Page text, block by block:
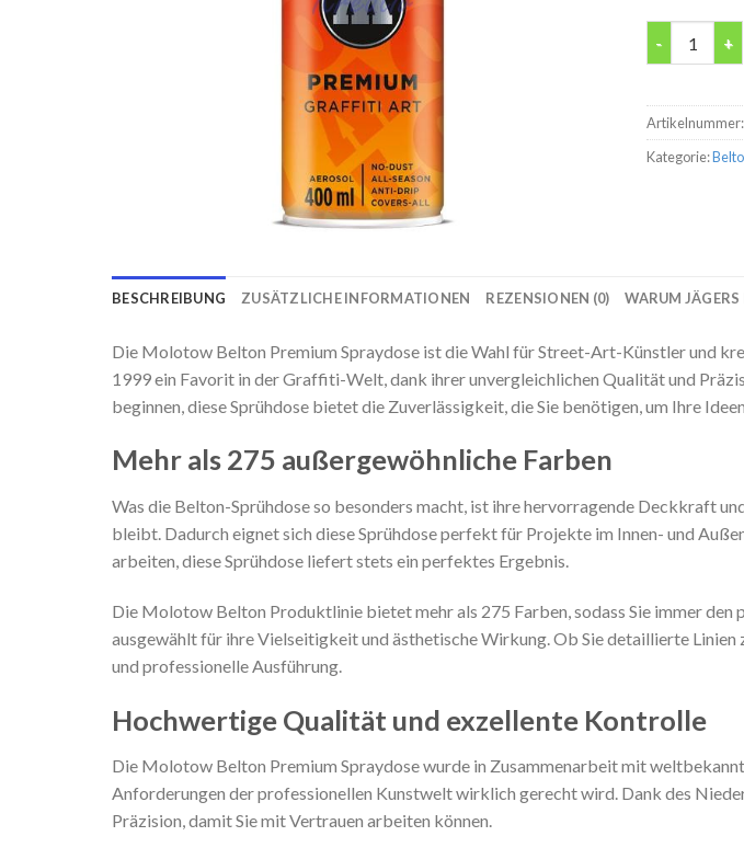
Artikelnummer:
Kategorie:
BESCHREIBUNG ZUSÄTZLICHE INFORMATIONEN REZENSIONEN (0) WARUM
Die Molotow Belton Premium Spraydose ist die Wahl für Street-Art-Künstler und
1999 ein Favorit in der Graffiti-Welt, dank ihrer unvergleichlichen Qualität und
beginnen, diese Sprühdose bietet die Zuverlässigkeit, die Sie benötigen, um Ihre
Mehr als 275 außergewöhnliche Farben
Was die Belton-Sprühdose so besonders macht, ist ihre hervorragende Deckkraft
bleibt. Dadurch eignet sich diese Sprühdose perfekt für Projekte im Innen- und
arbeiten, diese Sprühdose liefert stets ein perfektes Ergebnis.
Die Molotow Belton Produktlinie bietet mehr als 275 Farben, sodass Sie immer
ausgewählt für ihre Vielseitigkeit und ästhetische Wirkung. Ob Sie detaillierte
und professionelle Ausführung.
Hochwertige Qualität und exzellente Kontrolle
Die Molotow Belton Premium Spraydose wurde in Zusammenarbeit mit
Anforderungen der professionellen Kunstwelt wirklich gerecht wird. Dank des
Präzision, damit Sie mit Vertrauen arbeiten können.